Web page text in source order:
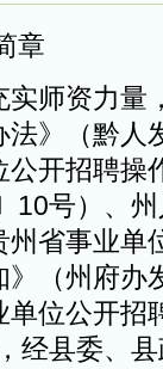
章
师资力量
》（黔人
公开招聘
10号）、
州省事业
（州府办
位公开招
经县委、